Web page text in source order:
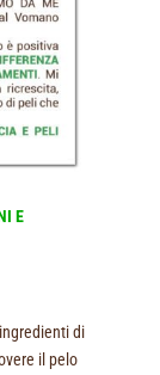
E
di
il pelo